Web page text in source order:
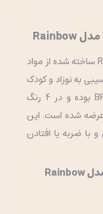
کاسه ی 4 عددی4 کیکابو مدل Rainbow ساخته شده از مواد
به نوزاد و کودک
شما نمیرساند. این محصول فاقد BPA بوده و در 4 رنگ
بسته بندی 4 عددی عرضه شده است. این
ضربه یا افتادن